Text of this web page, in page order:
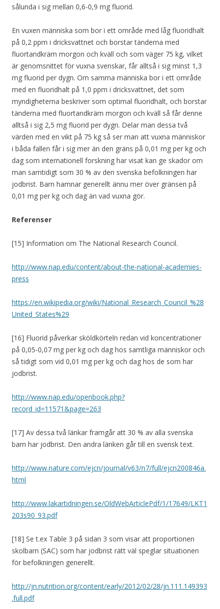
sålunda i sig mellan 0,6-0,9 mg fluorid.
En vuxen människa som bor i ett område med låg fluoridhalt
på 0,2 ppm i dricksvattnet och borstar tänderna med
fluortandkräm morgon och kväll och som väger 75 kg, vilket
är genomsnittet för vuxna svenskar, får alltså i sig minst 1,3
mg fluorid per dygn. Om samma människa bor i ett område
med en fluoridhalt på 1,0 ppm i dricksvattnet, det som
myndigheterna beskriver som optimal fluoridhalt, och borstar
tänderna med fluortandkräm morgon och kväll så får denne
alltså i sig 2,5 mg fluorid per dygn. Delar man dessa två
värden med en vikt på 75 kg så ser man att vuxna människor
i båda fallen får i sig mer än den gräns på 0,01 mg per kg och
dag som internationell forskning har visat kan ge skador om
man samtidigt som 30 % av den svenska befolkningen har
jodbrist. Barn hamnar generellt ännu mer över gränsen på
0,01 mg per kg och dag än vad vuxna gör.
Referenser
[15] Information om The National Research Council.
http://www.nap.edu/content/about-the-national-academies-
press
https://en.wikipedia.org/wiki/National_Research_Council_%28
United_States%29
[16] Fluorid påverkar sköldkörteln redan vid koncentrationer
på 0,05-0,07 mg per kg och dag hos samtliga människor och
så tidigt som vid 0,01 mg per kg och dag hos de som har
jodbrist.
http://www.nap.edu/openbook.php?
record_id=11571&page=263
[17] Av dessa två länkar framgår att 30 % av alla svenska
barn har jodbrist. Den andra länken går till en svensk text.
http://www.nature.com/ejcn/journal/v63/n7/full/ejcn200846a.
html
http://www.lakartidningen.se/OldWebArticlePdf/1/17649/LKT1
203s90_93.pdf
[18] Se t.ex Table 3 på sidan 3 som visar att proportionen
skolbarn (SAC) som har jodbrist rätt väl speglar situationen
för befolkningen generellt.
http://jn.nutrition.org/content/early/2012/02/28/jn.111.149393
.full.pdf